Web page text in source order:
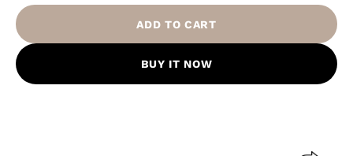
ADD TO CART
BUY IT NOW